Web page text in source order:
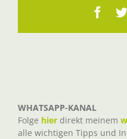
WHATSAPP-KANAL
Folge hier direkt meinem
alle wichtigen Tipps und